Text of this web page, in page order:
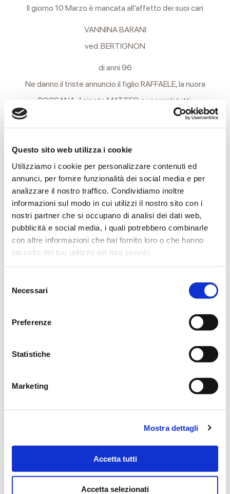
Questo sito web utilizza i cookie
Utilizziamo i cookie per personalizzare contenuti ed
annunci, per fornire funzionalità dei social media e per
analizzare il nostro traffico. Condividiamo inoltre
informazioni sul modo in cui utilizzi il nostro sito con i
nostri partner che si occupano di analisi dei dati web,
pubblicità e social media, i quali potrebbero combinarle
con altre informazioni che hai fornito loro o che hanno
raccolto dal tuo utilizzo dei loro servizi.
delNecessari
Preferenze
Statistiche
Marketing
Mostra dettagli
Accetta tutti
Accetta selezionati
Il giorno 10 Marzo è mancata all’affetto dei suoi cari
VANNINA BARANI
ved. BERTIGNON
di anni 96
Ne danno il triste annuncio il figlio RAFFAELE, la nuora
ROSSANA, il nipote MATTEO e i parenti tutti.
I funerali si svolgeranno Lunedì 12 alle ore 11 presso la Casa
Al termine della funzione religiosa si proseguirà per il
cimitero Nuovo di Coviolo per la tumulazione.
Orari esposizione Casa Funeraria Reverberi:
Domenica dalle ore 9 alle ore 12
Lunedì dalle ore 8.30
Si ringraziano anticipatamente coloro che interverranno alla
CONDIVIDI
Lascia ora un messaggio di vicinanza alla famiglia di
VANNINA .